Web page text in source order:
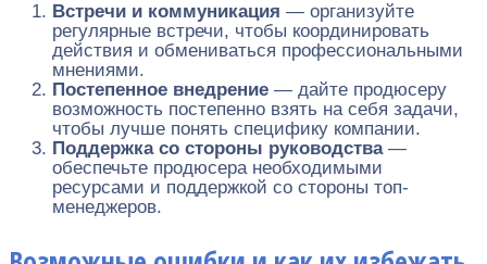
Встречи и коммуникация — организуйте
регулярные встречи, чтобы координировать
действия и обмениваться профессиональными
мнениями.
Постепенное внедрение — дайте продюсеру
возможность постепенно взять на себя задачи,
чтобы лучше понять специфику компании.
Поддержка со стороны руководства—
обеспечьте продюсера необходимыми
ресурсами и поддержкой со стороны топ-
менеджеров.